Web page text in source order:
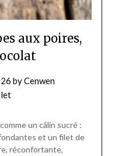
aux poires,
byCenwen
un câlin sucré :
et un filet de
réconfortante,